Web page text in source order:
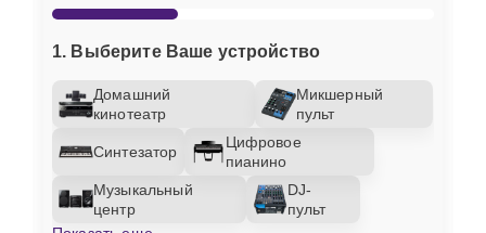
1. Выберите Ваше устройство
Домашний
кинотеатр
Микшерный
пульт
Синтезатор
Цифровое
пианино
Музыкальный
центр
DJ-
пульт